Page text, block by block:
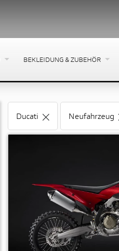
BEKLEIDUNG & ZUBEHÖR
Ducati Neufahrzeug